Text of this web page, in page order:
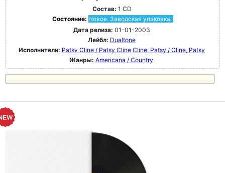
Состав: 1 CD
Состояние: Новое. Заводская упаковка.
Дата релиза: 01-01-2003
Лейбл: Dualtone
Исполнители: Patsy Cline / Patsy Cline Cline, Patsy / Cline, Patsy
Жанры: Americana / Country